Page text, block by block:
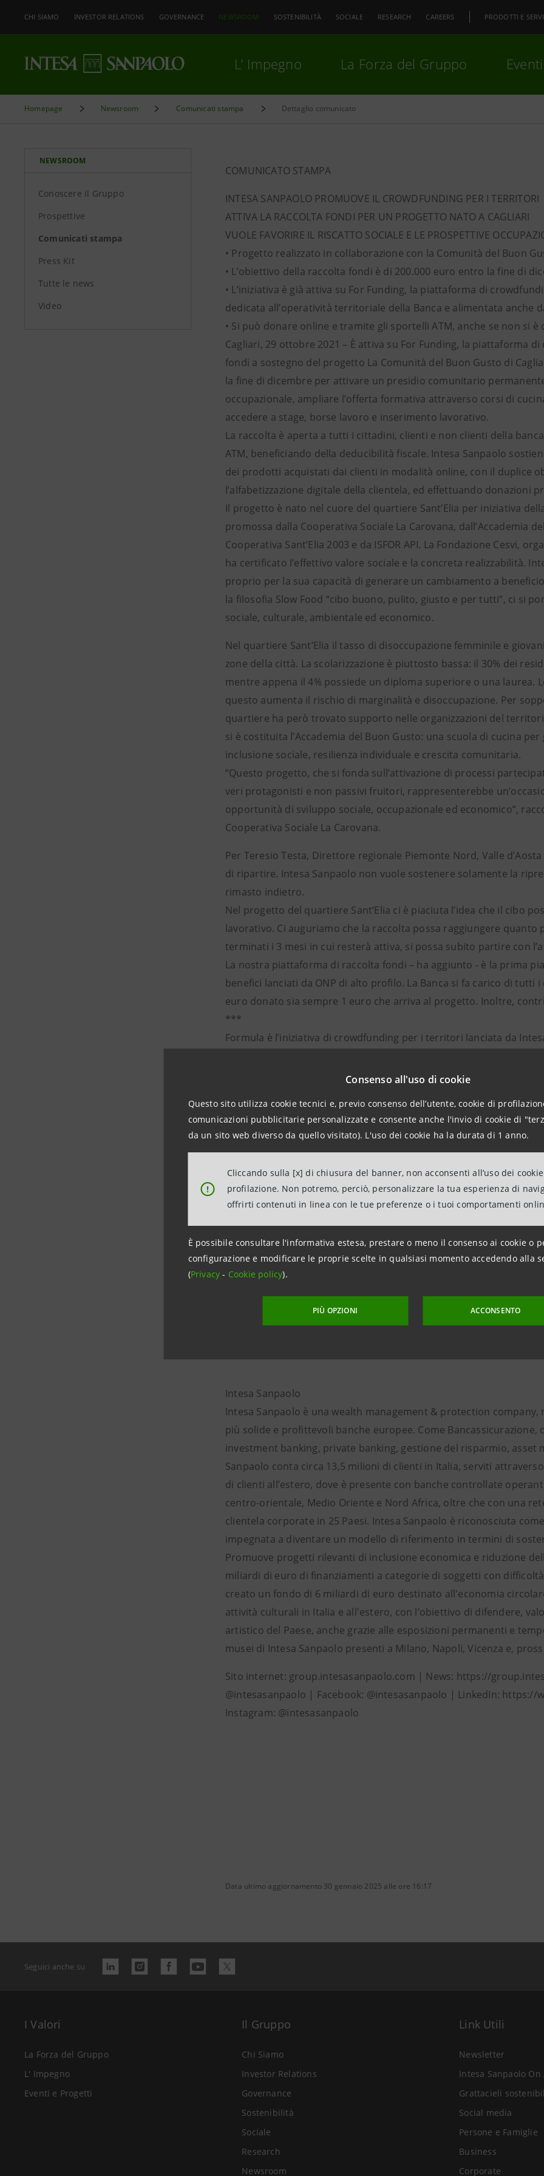
Consenso all'uso di cookie
Questo sito utilizza cookie tecnici e, previo consenso dell’utente, cookie di
comunicazioni pubblicitarie personalizzate e consente anche l'invio di cookie di
da un sito web diverso da quello visitato). L'uso dei cookie ha la durata di 1 anno.
!
Cliccando sulla [x] di chiusura del banner, non acconsenti all’uso dei
profilazione. Non potremo, perciò, personalizzare la tua esperienza di
offrirti contenuti in linea con le tue preferenze o i tuoi comportamenti
È possibile consultare l'informativa estesa, prestare o meno il consenso ai cookie o
configurazione e modificare le proprie scelte in qualsiasi momento accedendo alla
(Privacy- Cookie policy).
PIÙ OPZIONI ACCONSENTO
CHI SIAMO INVESTOR RELATIONS GOVERNANCE NEWSROOM SOSTENIBILITÀ SOCIALE RESEARCH CAREERS PRODOTTI E
L’ Impegno La Forza del Gruppo
Homepage Newsroom Comunicati stampa Dettaglio comunicato
NEWSROOM
Conoscere il Gruppo
Prospettive
Comunicati stampa
Press Kit
Tutte le news
Video
COMUNICATO STAMPA
INTESA SANPAOLO PROMUOVE IL CROWDFUNDING PER I TERRITORI
ATTIVA LA RACCOLTA FONDI PER UN PROGETTO NATO A CAGLIARI
VUOLE FAVORIRE IL RISCATTO SOCIALE E LE PROSPETTIVE
• Progetto realizzato in collaborazione con la Comunità del Buon
• L’obiettivo della raccolta fondi è di 200.000 euro entro la fine di
• L’iniziativa è già attiva su For Funding, la piattaforma di
dedicata all’operatività territoriale della Banca e alimentata anche
• Si può donare online e tramite gli sportelli ATM, anche se non si è
Cagliari, 29 ottobre 2021 – È attiva su For Funding, la piattaforma
fondi a sostegno del progetto La Comunità del Buon Gusto di
la fine di dicembre per attivare un presidio comunitario
occupazionale, ampliare l’offerta formativa attraverso corsi di
accedere a stage, borse lavoro e inserimento lavorativo.
La raccolta è aperta a tutti i cittadini, clienti e non clienti della
ATM, beneficiando della deducibilità fiscale. Intesa Sanpaolo
dei prodotti acquistati dai clienti in modalità online, con il duplice
l’alfabetizzazione digitale della clientela, ed effettuando donazioni
Il progetto è nato nel cuore del quartiere Sant’Elia per iniziativa
promossa dalla Cooperativa Sociale La Carovana, dall’Accademia
Cooperativa Sant’Elia 2003 e da ISFOR API. La Fondazione Cesvi,
ha certificato l’effettivo valore sociale e la concreta realizzabilità.
proprio per la sua capacità di generare un cambiamento a
la filosofia Slow Food “cibo buono, pulito, giusto e per tutti”, ci si
sociale, culturale, ambientale ed economico.
Nel quartiere Sant’Elia il tasso di disoccupazione femminile e
zone della città. La scolarizzazione è piuttosto bassa: il 30% dei
mentre appena il 4% possiede un diploma superiore o una laurea.
questo aumenta il rischio di marginalità e disoccupazione. Per
quartiere ha però trovato supporto nelle organizzazioni del
si è costituita l’Accademia del Buon Gusto: una scuola di cucina
inclusione sociale, resilienza individuale e crescita comunitaria.
“Questo progetto, che si fonda sull’attivazione di processi
veri protagonisti e non passivi fruitori, rappresenterebbe
opportunità di sviluppo sociale, occupazionale ed economico”,
Cooperativa Sociale La Carovana.
Per Teresio Testa, Direttore regionale Piemonte Nord, Valle
di ripartire. Intesa Sanpaolo non vuole sostenere solamente la
rimasto indietro.
Nel progetto del quartiere Sant’Elia ci è piaciuta l’idea che il cibo
lavorativo. Ci auguriamo che la raccolta possa raggiungere quanto
terminati i 3 mesi in cui resterà attiva, si possa subito partire con
La nostra piattaforma di raccolta fondi – ha aggiunto - è la prima
benefici lanciati da ONP di alto profilo. La Banca si fa carico di tutti
euro donato sia sempre 1 euro che arriva al progetto. Inoltre,
***
Formula è l’iniziativa di crowdfunding per i territori lanciata da
piattaforma di raccolta fondi del Gruppo, nel 2020 al primo posto
reward” con donazioni che hanno toccato la cifra record di 10
L’obiettivo di Formula nell’anno in corso è promuovere oltre 30
con il coinvolgimento delle Direzioni regionali della Banca e
accesso al mercato del lavoro per le persone in difficoltà.
Intesa Sanpaolo ha selezionato Fondazione Cesvi come partner,
monitorarne in modo sicuro e trasparente i risultati e l’impatto
con una serie di progetti a tema green, social e job attivati in tutta
giovani, famiglie e anziani. Alle iniziative partite in ottobre, come
(https://www.forfunding.intesasanpaolo.com/DonationPlatform-
aggiungono i 20 progetti per i quali è già terminata la raccolta
generosità di tanti.
Informazioni per la stampa
Media Relations Banca dei Territori e Media Locali
stampa@intesasanpaolo.com
Intesa Sanpaolo
Intesa Sanpaolo è una wealth management & protection
più solide e profittevoli banche europee. Come
investment banking, private banking, gestione del risparmio, asset
Sanpaolo conta circa 13,5 milioni di clienti in Italia, serviti
di clienti all’estero, dove è presente con banche controllate
centro-orientale, Medio Oriente e Nord Africa, oltre che con una
clientela corporate in 25 Paesi. Intesa Sanpaolo è riconosciuta
impegnata a diventare un modello di riferimento in termini di
Promuove progetti rilevanti di inclusione economica e riduzione
miliardi di euro di finanziamenti a categorie di soggetti con
creato un fondo di 6 miliardi di euro destinato all'economia
attività culturali in Italia e all'estero, con l’obiettivo di difendere,
artistico del Paese, anche grazie alle esposizioni permanenti e
musei di Intesa Sanpaolo presenti a Milano, Napoli, Vicenza e,
Sito internet: group.intesasanpaolo.com | News: https://
@intesasanpaolo | Facebook: @intesasanpaolo | LinkedIn:
Instagram: @intesasanpaolo
Data ultimo aggiornamento 30 gennaio 2025 alle ore 16:17
Seguici anche su
I Valori
La Forza del Gruppo
L' Impegno
Eventi e Progetti
Il Gruppo
Chi Siamo
Investor Relations
Governance
Sostenibilità
Sociale
Research
Newsroom
Link Utili
Newsletter
Intesa Sanpaolo On
Grattacieli
Social media
Persone e Famiglie
Business
Corporate